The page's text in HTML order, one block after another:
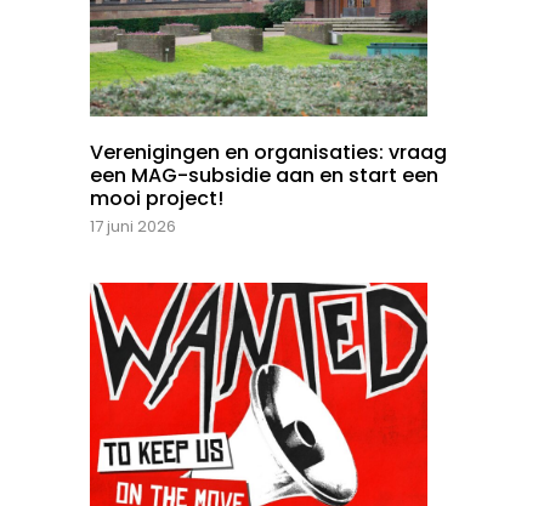
Verenigingen en organisaties: vraag
een MAG-subsidie aan en start een
mooi project!
17 juni 2026